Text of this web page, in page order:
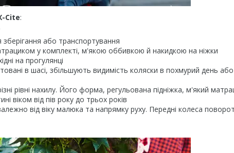
Cite:
або транспортування
у комплекті, м'якою оббивкою й накидкою на ніжки
на прогулянці
в шасі, збільшують видимість коляски в похмурий день або
рівні нахилу. Його форма, регульована підніжка, м'який
віком від пів року до трьох років
від віку малюка та напрямку руху. Передні колеса